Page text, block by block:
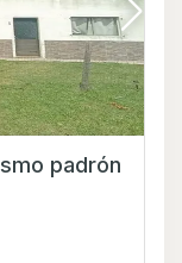
padrón